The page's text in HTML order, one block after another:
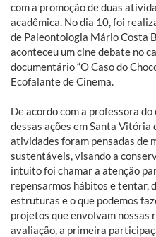
com a promoção de duas
acadêmica. No dia 10, foi
de Paleontologia Mário Costa
aconteceu um cine debate no
documentário “O Caso do
Ecofalante de Cinema.
De acordo com a professora
dessas ações em Santa
atividades foram pensadas de
sustentáveis, visando a
intuito foi chamar a atenção
repensarmos hábitos e tentar,
estruturas e o que podemos
projetos que envolvam nossas
avaliação, a primeira